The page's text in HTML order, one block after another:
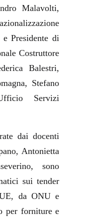
Malavolti,
Presidente di
Costruttore
Balestri,
Stefano
Servizi
dai docenti
Antonietta
sono
sui tender
da ONU e
per forniture e